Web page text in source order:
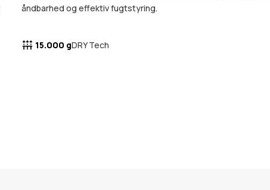
åndbarhed og effektiv fugtstyring.
15.000 gDRY Tech